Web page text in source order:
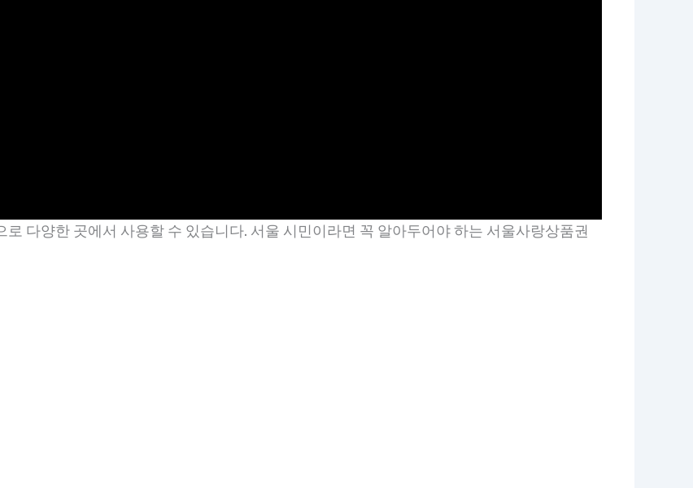
다양한 곳에서 사용할 수 있습니다. 서울 시민이라면 꼭 알아두어야 하는 서울사랑상품권